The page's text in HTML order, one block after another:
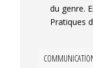
du genre.
Pratiques
https://